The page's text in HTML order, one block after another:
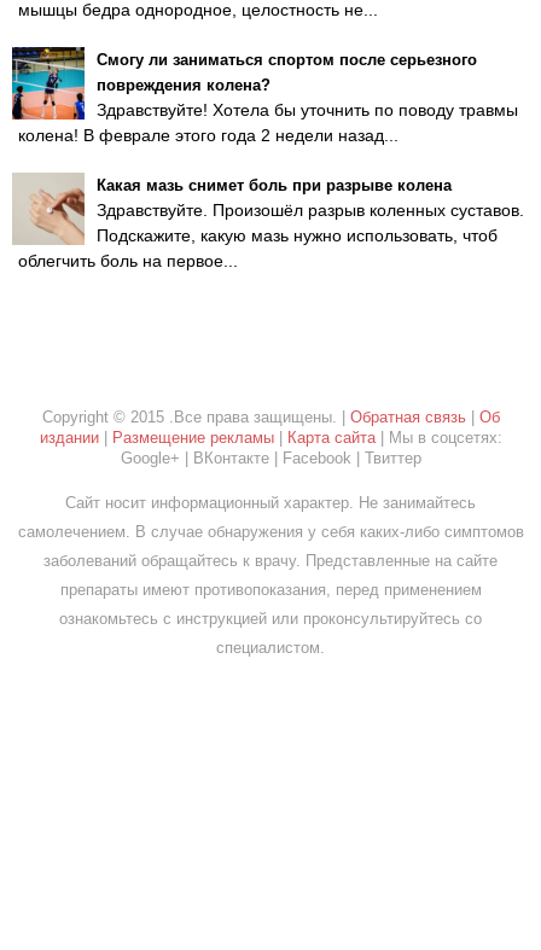
мышцы бедра однородное, целостность не...
Смогу ли заниматься спортом после серьезного
повреждения колена?
Здравствуйте! Хотела бы уточнить по поводу травмы
колена! В феврале этого года 2 недели назад...
Какая мазь снимет боль при разрыве колена
Здравствуйте. Произошёл разрыв коленных суставов.
Подскажите, какую мазь нужно использовать, чтоб
облегчить боль на первое...
Copyright © 2015 .Все права защищены. | Обратная связь| Об
издании| Размещение рекламы| Карта сайта| Мы в соцсетях:
Google+ | ВКонтакте | Facebook | Твиттер
Сайт носит информационный характер. Не занимайтесь
самолечением. В случае обнаружения у себя каких-либо симптомов
заболеваний обращайтесь к врачу. Представленные на сайте
препараты имеют противопоказания, перед применением
ознакомьтесь с инструкцией или проконсультируйтесь со
специалистом.